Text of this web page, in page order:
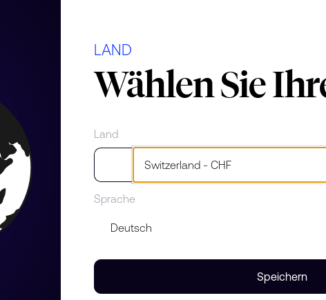
aus recyceltem 18-
Kontrast und gibt dem
LAND
Wählen Sie
Land
Sprache
Speichern